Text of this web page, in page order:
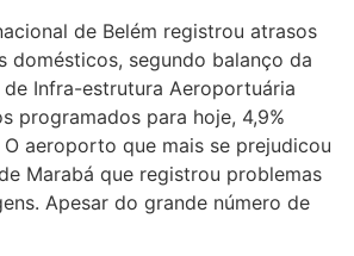
de Belém registrou atrasos
domésticos, segundo balanço da
de Infra-estrutura Aeroportuária
programados para hoje, 4,9%
aeroporto que mais se prejudicou
Marabá que registrou problemas
Apesar do grande número de